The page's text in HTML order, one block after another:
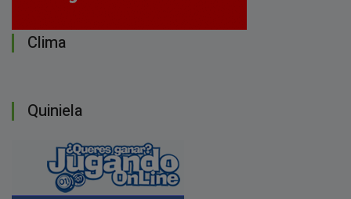
Clima
Quiniela